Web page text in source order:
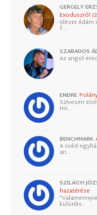
GERGELY
Exoduszról
Idézet
f…
SZABADOS
Az angol
ENDRE
Szívesen
Ho…
BENCHMARK
A svéd
an…
SZILÁGYI
hazatérése
különbs…